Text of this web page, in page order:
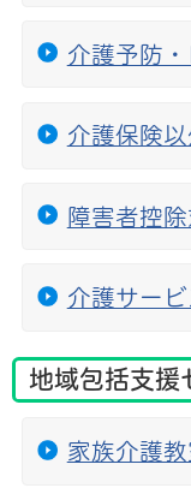
介護予防
介護保険
障害者控
介護サー
地域包括支援
家族介護